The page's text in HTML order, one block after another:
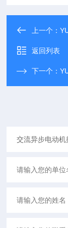
上一个：
返回列表
下一个：